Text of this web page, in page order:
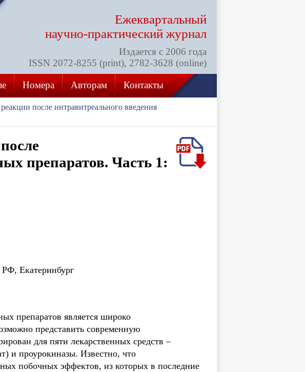
Ежеквартальный
научно-практический журнал
Издается с 2006 года
ISSN 2072-8255 (print), 2782-3628 (online)
Номера Авторам Контакты
после интравитреального введения
препаратов. Часть 1:
Екатеринбург
препаратов является широко
представить современную
для пяти лекарственных средств –
и проурокиназы. Известно, что
побочных эффектов, из которых в последние